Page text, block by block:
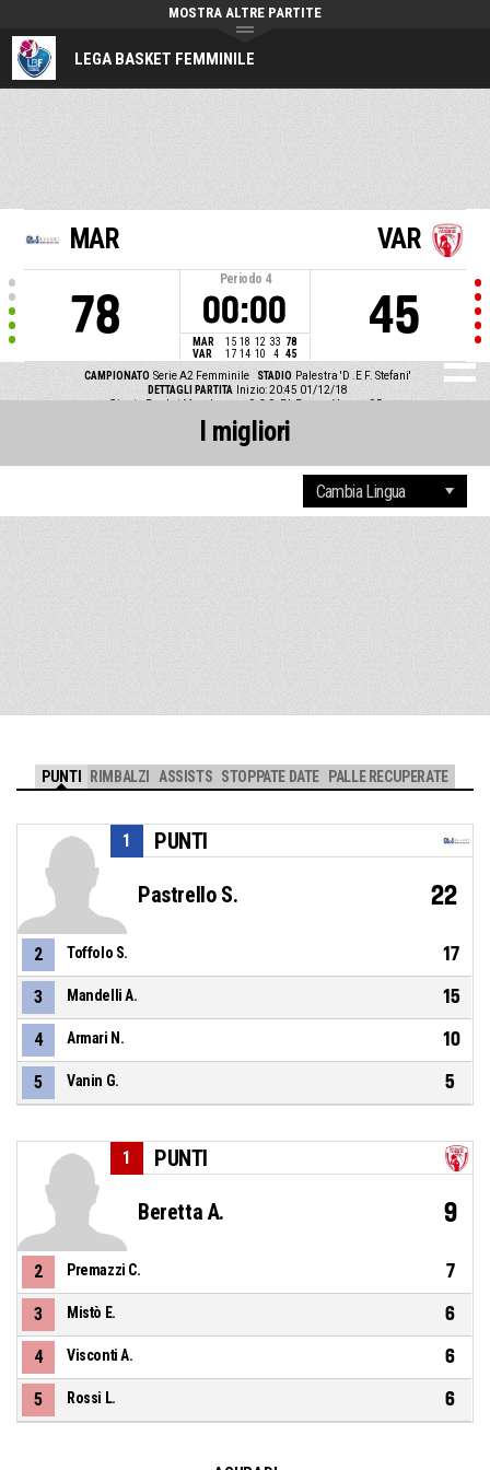
LEGA BASKET FEMMINILE
MOSTRA ALTRE PARTITE
MAR
78
Periodo 4
00:00
MAR 15 18 12 33 78
VAR
17 14 10 4 45
VAR
45
CAMPIONATO Serie A2 Femminile STADIO Palestra 'D .E F. Stefani'
DETTAGLI PARTITA
Inizio: 20:45 01/12/18
Giants Basket Marghera vs S.C.S. Bk Femm. Varese 95
I migliori
PUNTI RIMBALZI ASSISTS STOPPATE DATE PALLE RECUPERATE
PUNTI
1
Pastrello S. 22
2 Toffolo S. 17
3 Mandelli A. 15
4 Armari N. 10
5 Vanin G. 5
PUNTI
1
Beretta A. 9
2 Premazzi C. 7
3 Mistò E. 6
4 Visconti A. 6
5 Rossi L. 6